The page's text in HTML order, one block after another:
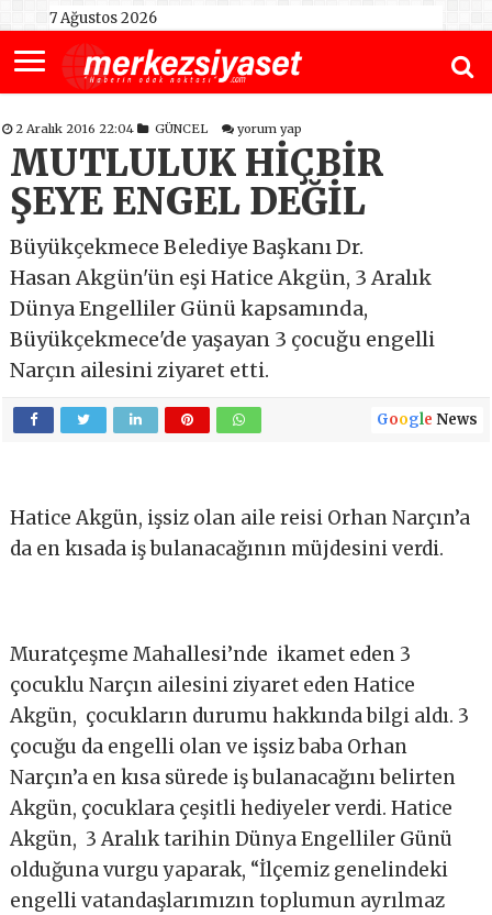
7 Ağustos 2026
2 Aralık 2016 22:04 GÜNCEL yorum yap
MUTLULUK HİÇBİR
ŞEYE ENGEL DEĞİL
Büyükçekmece Belediye Başkanı Dr.
Hasan Akgün'ün eşi Hatice Akgün, 3 Aralık
Dünya Engelliler Günü kapsamında,
Büyükçekmece'de yaşayan 3 çocuğu engelli
Narçın ailesini ziyaret etti.
Google News
Hatice Akgün, işsiz olan aile reisi Orhan Narçın’a
da en kısada iş bulanacağının müjdesini verdi.
Muratçeşme Mahallesi’nde ikamet eden 3
çocuklu Narçın ailesini ziyaret eden Hatice
Akgün, çocukların durumu hakkında bilgi aldı. 3
çocuğu da engelli olan ve işsiz baba Orhan
Narçın’a en kısa sürede iş bulanacağını belirten
Akgün, çocuklara çeşitli hediyeler verdi. Hatice
Akgün, 3 Aralık tarihin Dünya Engelliler Günü
olduğuna vurgu yaparak, “İlçemiz genelindeki
engelli vatandaşlarımızın toplumun ayrılmaz